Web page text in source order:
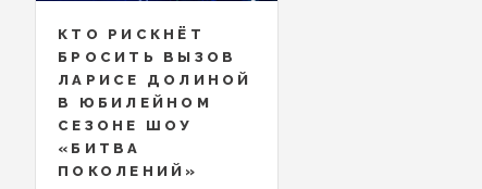
КТО РИСКНЁТ
БРОСИТЬ ВЫЗОВ
ЛАРИСЕ ДОЛИНОЙ
В ЮБИЛЕЙНОМ
СЕЗОНЕ ШОУ
«БИТВА
ПОКОЛЕНИЙ»